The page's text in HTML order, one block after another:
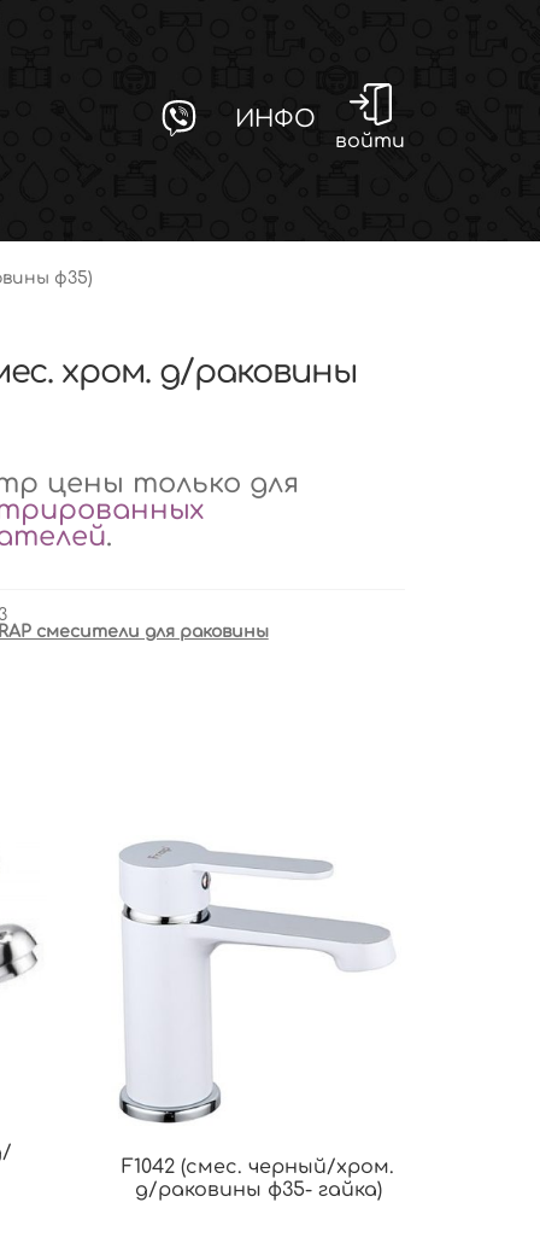
ИНФО
войти
ф35)
хром. д/раковины
цены только для
.
смесители для раковины
F1042 (смес. черный/хром.
д/раковины ф35- гайка)